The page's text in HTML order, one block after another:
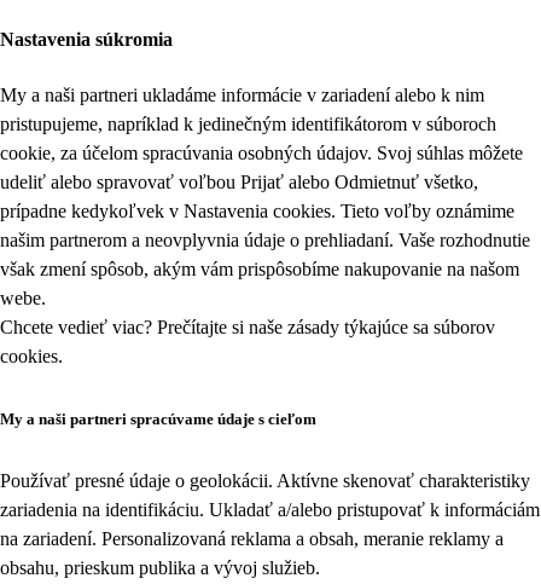
Nastavenia súkromia
My a naši partneri ukladáme informácie v zariadení alebo k nim
pristupujeme, napríklad k jedinečným identifikátorom v súboroch
cookie, za účelom spracúvania osobných údajov. Svoj súhlas môžete
udeliť alebo spravovať voľbou Prijať alebo Odmietnuť všetko,
prípadne kedykoľvek v Nastavenia cookies. Tieto voľby oznámime
našim partnerom a neovplyvnia údaje o prehliadaní. Vaše rozhodnutie
však zmení spôsob, akým vám prispôsobíme nakupovanie na našom
webe.
Chcete vedieť viac? Prečítajte si naše zásady týkajúce sa súborov
cookies.
My a naši partneri spracúvame údaje s cieľom
Používať presné údaje o geolokácii. Aktívne skenovať charakteristiky
zariadenia na identifikáciu. Ukladať a/alebo pristupovať k informáciám
na zariadení. Personalizovaná reklama a obsah, meranie reklamy a
obsahu, prieskum publika a vývoj služieb.